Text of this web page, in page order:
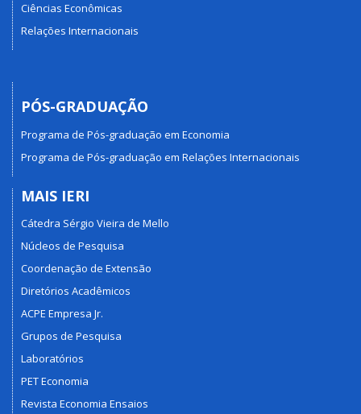
Ciências Econômicas
Relações Internacionais
PÓS-GRADUAÇÃO
Programa de Pós-graduação em Economia
Programa de Pós-graduação em Relações Internacionais
MAIS IERI
Cátedra Sérgio Vieira de Mello
Núcleos de Pesquisa
Coordenação de Extensão
Diretórios Acadêmicos
ACPE Empresa Jr.
Grupos de Pesquisa
Laboratórios
PET Economia
Revista Economia Ensaios